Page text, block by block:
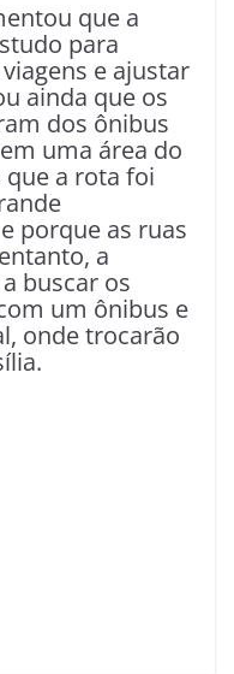
que a
para
e ajustar
ainda que os
dos ônibus
uma área do
a rota foi
porque as ruas
a
buscar os
um ônibus e
onde trocarão